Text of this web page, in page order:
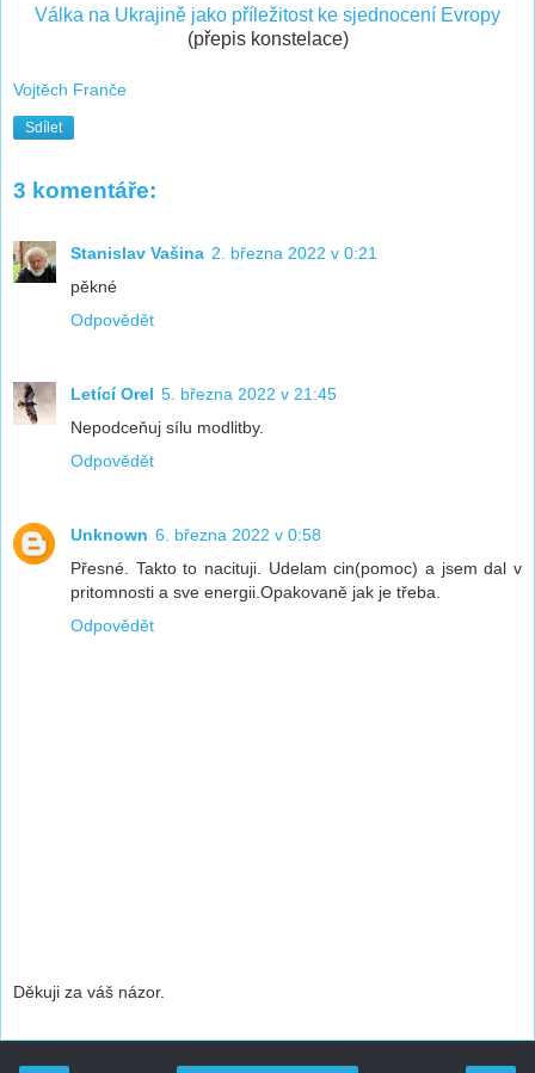
Válka na Ukrajině jako příležitost ke sjednocení Evropy
(přepis konstelace)
Vojtěch Franče
Sdílet
3 komentáře:
Stanislav Vašina 2. března 2022 v 0:21
pěkné
Odpovědět
Letící Orel 5. března 2022 v 21:45
Nepodceňuj sílu modlitby.
Odpovědět
Unknown 6. března 2022 v 0:58
Přesné. Takto to nacituji. Udelam cin(pomoc) a jsem dal v
pritomnosti a sve energii.Opakovaně jak je třeba.
Odpovědět
Děkuji za váš názor.